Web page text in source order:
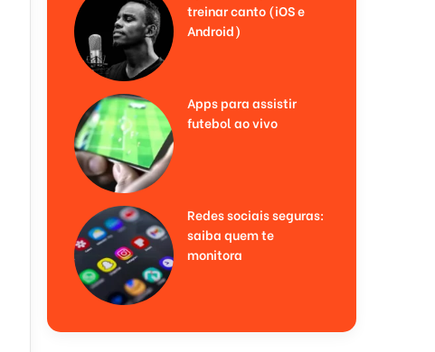
treinar canto (iOS e
Android)
Apps para assistir
futebol ao vivo
Redes sociais seguras:
saiba quem te
monitora